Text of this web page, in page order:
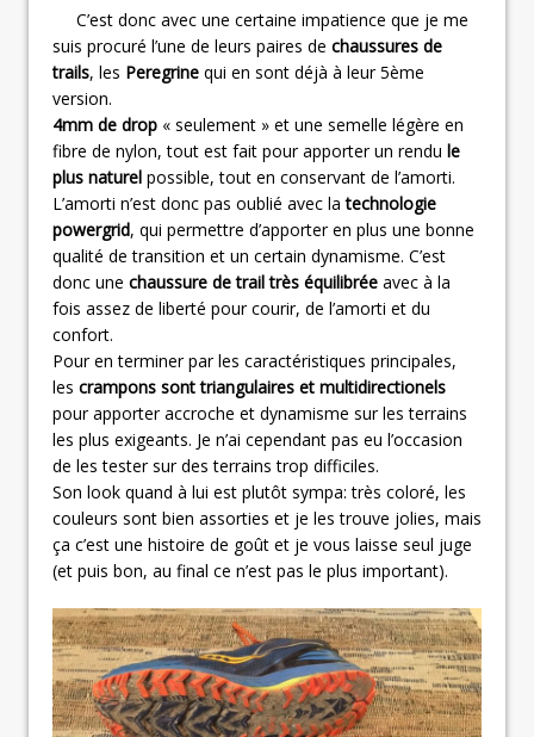
C’est donc avec une certaine impatience que je me
suis procuré l’une de leurs paires de chaussures de
trails, les Peregrine qui en sont déjà à leur 5ème
version.
4mm de drop « seulement » et une semelle légère en
fibre de nylon, tout est fait pour apporter un rendu le
plus naturel possible, tout en conservant de l’amorti.
L’amorti n’est donc pas oublié avec latechnologie
powergrid, qui permettre d’apporter en plus une bonne
qualité de transition et un certain dynamisme. C’est
donc une chaussure de trail très équilibrée avec à la
fois assez de liberté pour courir, de l’amorti et du
confort.
Pour en terminer par les caractéristiques principales,
les crampons sont triangulaires et multidirectionels
pour apporter accroche et dynamisme sur les terrains
les plus exigeants. Je n’ai cependant pas eu l’occasion
de les tester sur des terrains trop difficiles.
Son look quand à lui est plutôt sympa: très coloré, les
couleurs sont bien assorties et je les trouve jolies, mais
ça c’est une histoire de goût et je vous laisse seul juge
(et puis bon, au final ce n’est pas le plus important).